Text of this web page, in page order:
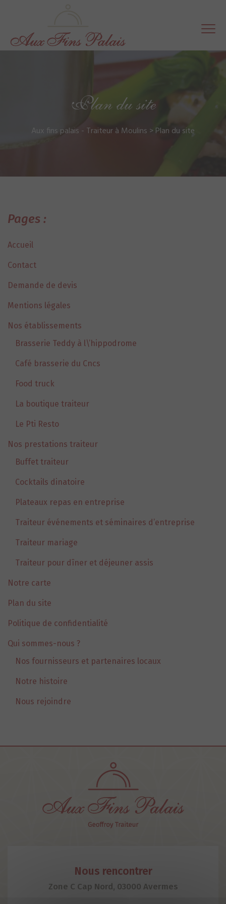
Plan du site
Aux fins palais - Traiteur à Moulins > Plan du site
Pages :
Accueil
Contact
Demande de devis
Mentions légales
Nos établissements
Brasserie Teddy à l\’hippodrome
Café brasserie du Cncs
Food truck
La boutique traiteur
Le Pti Resto
Nos prestations traiteur
Buffet traiteur
Cocktails dinatoire
Plateaux repas en entreprise
Traiteur événements et séminaires d’entreprise
Traiteur mariage
Traiteur pour dîner et déjeuner assis
Notre carte
Plan du site
Politique de confidentialité
Qui sommes-nous ?
Nos fournisseurs et partenaires locaux
Notre histoire
Nous rejoindre
Nous rencontrer
Zone C Cap Nord, 03000 Avermes